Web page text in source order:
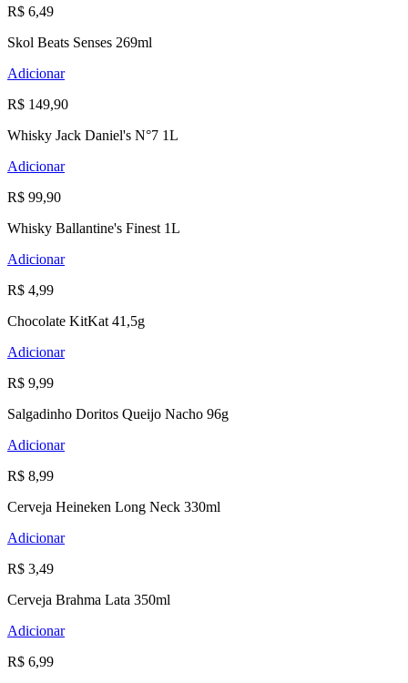
R$ 6,49
Skol Beats Senses 269ml
Adicionar
R$ 149,90
Whisky Jack Daniel's N°7 1L
Adicionar
R$ 99,90
Whisky Ballantine's Finest 1L
Adicionar
R$ 4,99
Chocolate KitKat 41,5g
Adicionar
R$ 9,99
Salgadinho Doritos Queijo Nacho 96g
Adicionar
R$ 8,99
Cerveja Heineken Long Neck 330ml
Adicionar
R$ 3,49
Cerveja Brahma Lata 350ml
Adicionar
R$ 6,99